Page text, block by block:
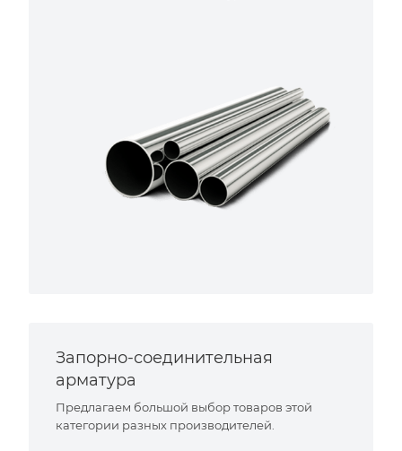
Запорно-соединительная
арматура
Предлагаем большой выбор товаров этой
категории разных производителей.